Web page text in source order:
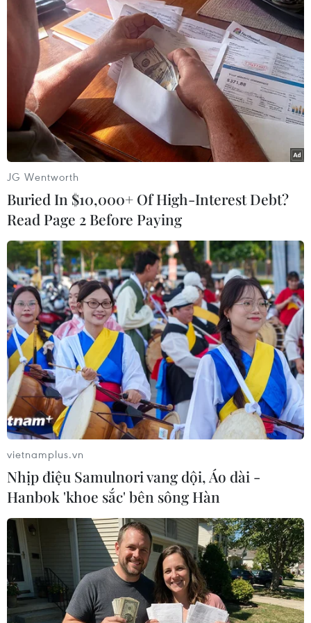
Nam.
Các hoạt động bên lề bao gồm: Huấn luyện trí
tuệ siêu đọc sách; thi kể chuyện theo sách bằng
tiếng Anh; khám phá thư viện số; thi vẽ tranh
theo sách; trò chơi trí tuệ: Mảnh ghép tri thức;
trưng bày các tác phẩm đạt giải cuộc thi Đại sứ
Văn hóa đọc; trưng bày các tác phẩm đạt giải
cuộc thi Vẽ tranh theo sách; tiếp nhận tài trợ từ
các cơ quan, tổ chức, cá nhân; gian hàng sách./.
Cuốn sách này tập hợp các đoạn trích hay nhất trong sách giáo
khoa phổ thông viết về cảnh đẹp non sông gấm vóc Việt Nam
cùng những bức tranh được các họa sỹ hiện đại sáng tác.
(Vietnam+)
JG Wentworth
Buried In $10,000+ Of High-Interest Debt?
Read Page 2 Before Paying
vietnamplus.vn
Nhịp điệu Samulnori vang dội, Áo dài -
Hanbok 'khoe sắc' bên sông Hàn